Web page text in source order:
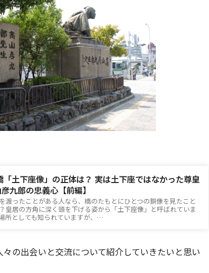
「土下座像」の正体は？ 実は土下座ではなかった尊皇
九郎の忠義心【前編】
渡ったことがある人なら、橋のたもとにひとつの銅像を見たこと
皇居の方角に深く頭を下げる姿から「土下座像」と呼ばれていま
所としても知られていますが、…
々の出会いと交流について紹介していきたいと思い